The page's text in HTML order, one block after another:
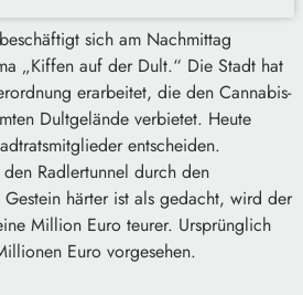
sich am Nachmittag
„Kiffen auf der Dult.“ Die Stadt hat
erarbeitet, die den Cannabis-
Dultgelände verbietet. Heute
entscheiden.
Radlertunnel durch den
härter ist als gedacht, wird der
Million Euro teurer. Ursprünglich
Euro vorgesehen.